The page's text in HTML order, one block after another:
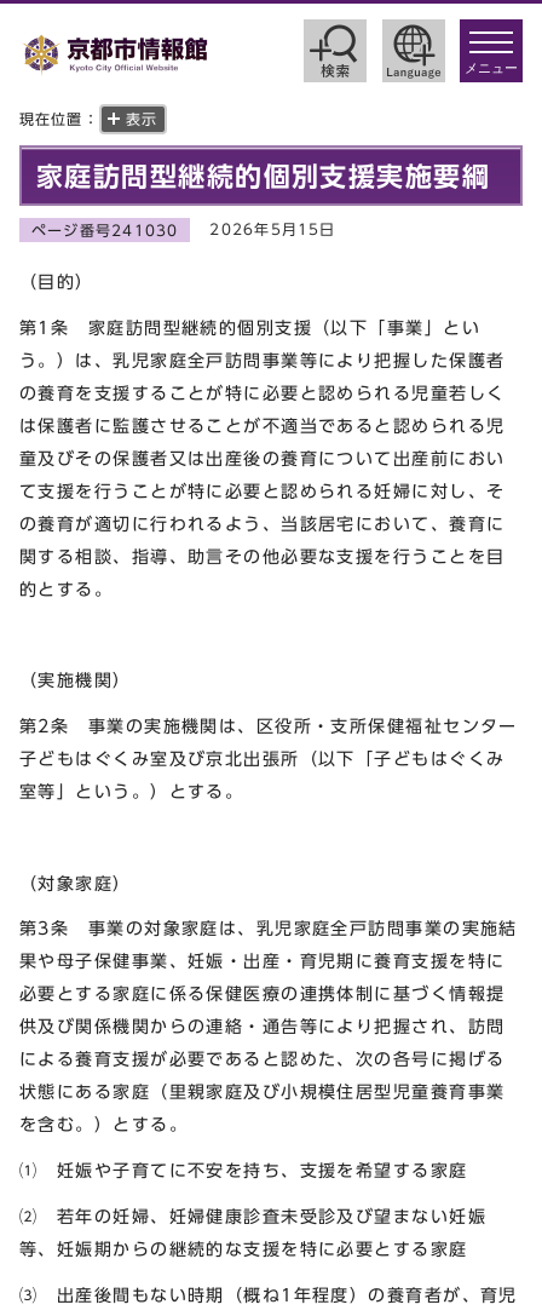
toggle
メニュー
現在位置： 表示
家庭訪問型継続的個別支援実施要綱
ページ番号241030 2026年5月15日
（目的）
第1条 家庭訪問型継続的個別支援（以下「事業」とい
う。）は、乳児家庭全戸訪問事業等により把握した保護者
の養育を支援することが特に必要と認められる児童若しく
は保護者に監護させることが不適当であると認められる児
童及びその保護者又は出産後の養育について出産前におい
て支援を行うことが特に必要と認められる妊婦に対し、そ
の養育が適切に行われるよう、当該居宅において、養育に
関する相談、指導、助言その他必要な支援を行うことを目
的とする。
（実施機関）
第2条 事業の実施機関は、区役所・支所保健福祉センター
子どもはぐくみ室及び京北出張所（以下「子どもはぐくみ
室等」という。）とする。
（対象家庭）
第3条 事業の対象家庭は、乳児家庭全戸訪問事業の実施結
果や母子保健事業、妊娠・出産・育児期に養育支援を特に
必要とする家庭に係る保健医療の連携体制に基づく情報提
供及び関係機関からの連絡・通告等により把握され、訪問
による養育支援が必要であると認めた、次の各号に掲げる
状態にある家庭（里親家庭及び小規模住居型児童養育事業
を含む。）とする。
⑴ 妊娠や子育てに不安を持ち、支援を希望する家庭
⑵ 若年の妊婦、妊婦健康診査未受診及び望まない妊娠
等、妊娠期からの継続的な支援を特に必要とする家庭
⑶ 出産後間もない時期（概ね1年程度）の養育者が、育児